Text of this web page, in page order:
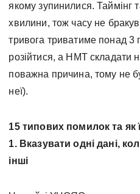
якому зупинилися. Таймінг
хвилини, тож часу не
тривога триватиме понад 3
розійтися, а НМТ складати
поважна причина, тому не
неї).
15 типових помилок та як
1. Вказувати одні дані,
інші